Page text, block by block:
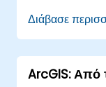
το ArcGIS.
να
ArcGIS.
Διάβασε
ArcGIS: Από